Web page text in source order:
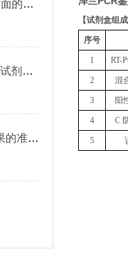
探针法qPCR在支原体检测方面的应用
蛙病毒探针法荧光定量 PCR 试剂盒定量定性检测
PCR试剂盒如何确保检测结果的准确性和可靠性
【试剂盒组成
序号
1 RT-
2 混
3 阳
4 C
5